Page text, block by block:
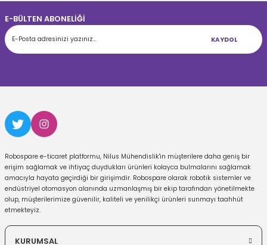
E-BÜLTEN ABONELİĞİ
KAYDOL
Robospare e-ticaret platformu, Nilus Mühendislik'in müşterilere daha geniş bir
erişim sağlamak ve ihtiyaç duydukları ürünleri kolayca bulmalarını sağlamak
amacıyla hayata geçirdiği bir girişimdir. Robospare olarak robotik sistemler ve
endüstriyel otomasyon alanında uzmanlaşmış bir ekip tarafından yönetilmekte
olup, müşterilerimize güvenilir, kaliteli ve yenilikçi ürünleri sunmayı taahhüt
etmekteyiz.
KURUMSAL